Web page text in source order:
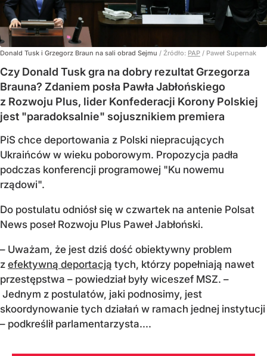
Donald Tusk i Grzegorz Braun na sali obrad Sejmu / Źródło: PAP / Paweł Supernak
Czy Donald Tusk gra na dobry rezultat Grzegorza
Brauna? Zdaniem posła Pawła Jabłońskiego
z Rozwoju Plus, lider Konfederacji Korony Polskiej
jest "paradoksalnie" sojusznikiem premiera
PiS chce deportowania z Polski niepracujących
Ukraińców w wieku poborowym. Propozycja padła
podczas konferencji programowej "Ku nowemu
rządowi".
Do postulatu odniósł się w czwartek na antenie Polsat
News poseł Rozwoju Plus Paweł Jabłoński.
– Uważam, że jest dziś dość obiektywny problem
z efektywną deportacją tych, którzy popełniają nawet
przestępstwa – powiedział były wiceszef MSZ. –
Jednym z postulatów, jaki podnosimy, jest
skoordynowanie tych działań w ramach jednej instytucji
– podkreślił parlamentarzysta....